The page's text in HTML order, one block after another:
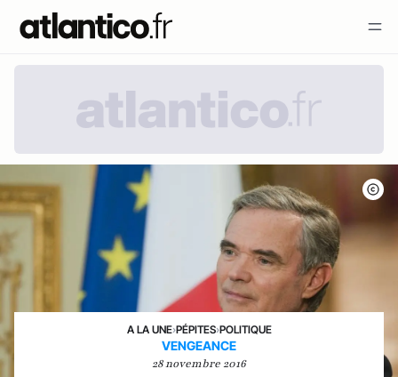
A LA UNE›PÉPITES›POLITIQUE
VENGEANCE
28 novembre 2016